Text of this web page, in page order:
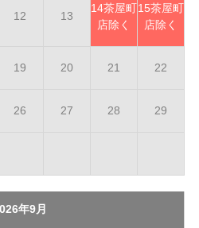
12 13
14茶屋町
店除く
15茶屋町
店除く
19 20 21 22
26 27 28 29
年9月